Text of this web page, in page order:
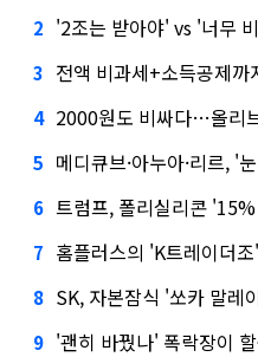
2 '2조는 받아야' vs '너무
3 전액 비과세+소득공제까
4 2000원도 비싸다…올리브
5 메디큐브·아누아·리르, '
6 트럼프, 폴리실리콘 '15% 관
7 홈플러스의 'K트레이더
8 SK, 자본잠식 '쏘카 말레
9 '괜히 바꿨나' 폭락장이 할